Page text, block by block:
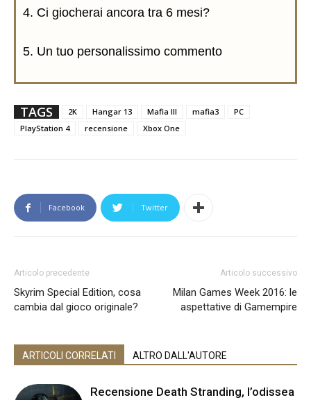
4. Ci giocherai ancora tra 6 mesi?
5. Un tuo personalissimo commento
TAGS 2K Hangar 13 Mafia III mafia3
PC
PlayStation 4
recensione Xbox One
Facebook Twitter
Articolo precedente
Skyrim Special Edition, cosa
cambia dal gioco originale?
Articolo successivo
Milan Games Week 2016: le
aspettative di Gamempire
ARTICOLI CORRELATI ALTRO DALL'AUTORE
Recensione Death Stranding, l’odissea